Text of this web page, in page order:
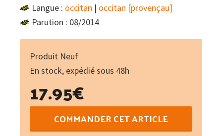
Langue : occitan | occitan [provençau]
Parution : 08/2014
Produit Neuf
En stock, expédié sous 48h
17.95€
de
COMMANDER CET ARTICLE